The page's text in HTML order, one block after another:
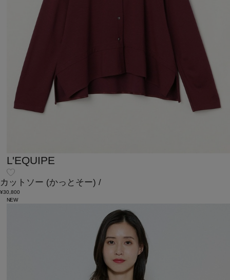
L'EQUIPE
カットソー (かっとそー) /
¥30,800
NEW